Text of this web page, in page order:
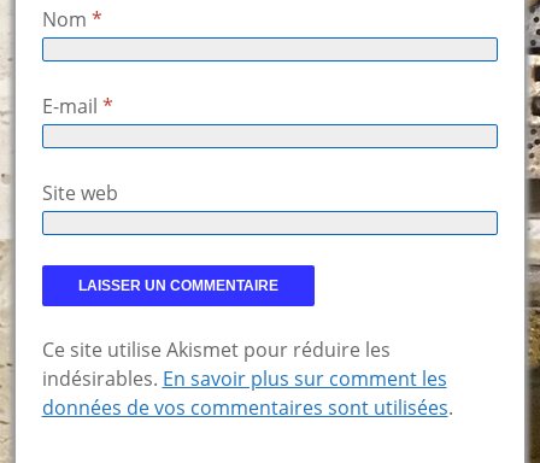
Nom *
E-mail *
Site web
Ce site utilise Akismet pour réduire les
indésirables. En savoir plus sur comment les
données de vos commentaires sont utilisées.